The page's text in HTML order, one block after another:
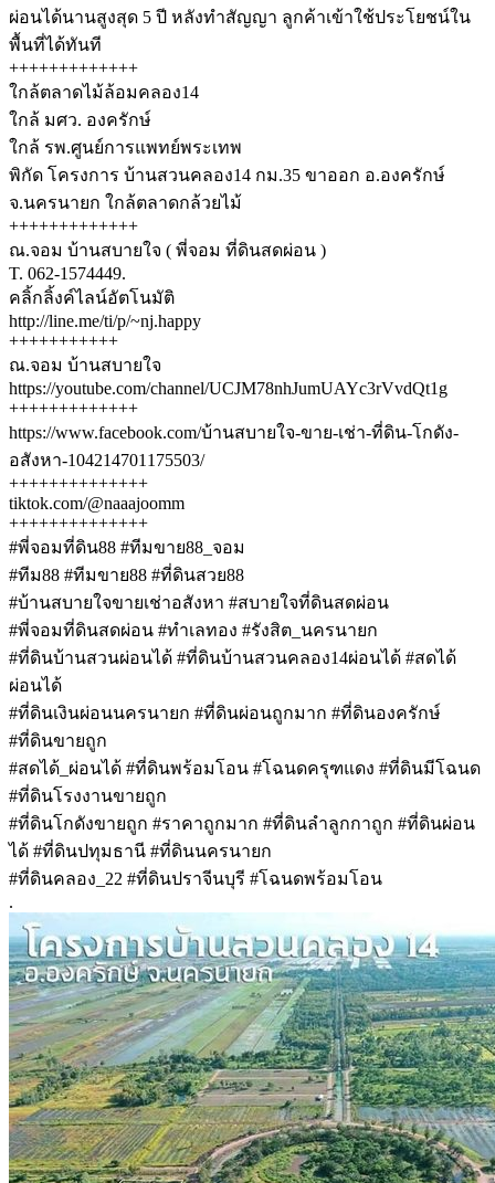
ผ่อนได้นานสูงสุด 5 ปี หลังทำสัญญา ลูกค้าเข้าใช้ประโยชน์ใน
พื้นที่ได้ทันที
+++++++++++++
ใกล้ตลาดไม้ล้อมคลอง14
ใกล้ มศว. องครักษ์
ใกล้ รพ.ศูนย์การแพทย์พระเทพ
พิกัด โครงการ บ้านสวนคลอง14 กม.35 ขาออก อ.องครักษ์
จ.นครนายก ใกล้ตลาดกล้วยไม้
+++++++++++++
ณ.จอม บ้านสบายใจ ( พี่จอม ที่ดินสดผ่อน )
T. 062-1574449.
คลิ้กลิ้งค์ไลน์อัตโนมัติ
http://line.me/ti/p/~nj.happy
+++++++++++
ณ.จอม บ้านสบายใจ
https://youtube.com/channel/UCJM78nhJumUAYc3rVvdQt1g
+++++++++++++
https://www.facebook.com/บ้านสบายใจ-ขาย-เช่า-ที่ดิน-โกดัง-
อสังหา-104214701175503/
++++++++++++++
tiktok.com/@naaajoomm
++++++++++++++
#พี่จอมที่ดิน88 #ทีมขาย88_จอม
#ทีม88 #ทีมขาย88 #ที่ดินสวย88
#บ้านสบายใจขายเช่าอสังหา #สบายใจที่ดินสดผ่อน
#พี่จอมที่ดินสดผ่อน #ทำเลทอง #รังสิต_นครนายก
#ที่ดินบ้านสวนผ่อนได้ #ที่ดินบ้านสวนคลอง14ผ่อนได้ #สดได้
ผ่อนได้
#ที่ดินเงินผ่อนนครนายก #ที่ดินผ่อนถูกมาก #ที่ดินองครักษ์
#ที่ดินขายถูก
#สดได้_ผ่อนได้ #ที่ดินพร้อมโอน #โฉนดครุฑแดง #ที่ดินมีโฉนด
#ที่ดินโรงงานขายถูก
#ที่ดินโกดังขายถูก #ราคาถูกมาก #ที่ดินลำลูกกาถูก #ที่ดินผ่อน
ได้ #ที่ดินปทุมธานี #ที่ดินนครนายก
#ที่ดินคลอง_22 #ที่ดินปราจีนบุรี #โฉนดพร้อมโอน
.